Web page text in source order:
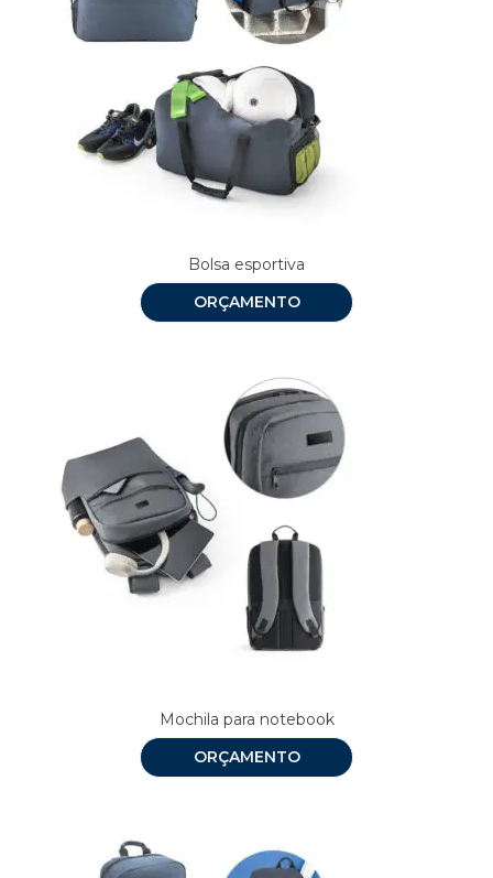
Bolsa esportiva
ORÇAMENTO
Mochila para notebook
ORÇAMENTO